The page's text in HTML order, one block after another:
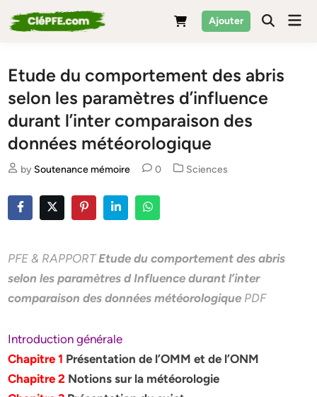
to
Ajouter
Etude du comportement des abris
selon les paramètres d’influence
durant l’inter comparaison des
données météorologique
by Soutenance mémoire 0
Posted
Sciences
PFE & RAPPORTEtude du comportement des abris
selon les paramètres d Influence durant l’inter
comparaison des données météorologique PDF
Introduction générale
Chapitre 1 Présentation de l’OMM et de l’ONM
Chapitre 2 Notions sur la météorologie